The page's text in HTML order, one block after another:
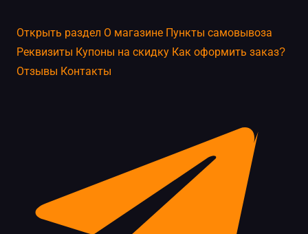
Открыть раздел О магазине Пункты самовывоза
Реквизиты Купоны на скидку Как оформить заказ?
Отзывы Контакты